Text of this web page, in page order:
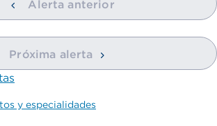
Alerta anterior
Próxima alerta
y especialidades
y especialidades